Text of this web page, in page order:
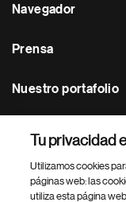
Navegador
Prensa
Nuestro portafolio
Footer Site Search
Tu privacidad
Utilizamos cookies
páginas web: las
utiliza esta página